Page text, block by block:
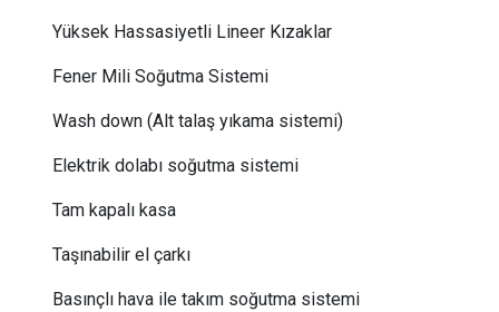
Yüksek Hassasiyetli Lineer Kızaklar
Fener Mili Soğutma Sistemi
Wash down (Alt talaş yıkama sistemi)
​Elektrik dolabı soğutma sistemi
Tam kapalı kasa
Taşınabilir el çarkı
Basınçlı hava ile takım soğutma sistemi